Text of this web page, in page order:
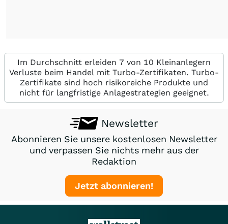
Im Durchschnitt erleiden 7 von 10 Kleinanlegern
Verluste beim Handel mit Turbo-Zertifikaten. Turbo-
Zertifikate sind hoch risikoreiche Produkte und
nicht für langfristige Anlagestrategien geeignet.
Newsletter
Abonnieren Sie unsere kostenlosen Newsletter
und verpassen Sie nichts mehr aus der
Redaktion
Jetzt abonnieren!